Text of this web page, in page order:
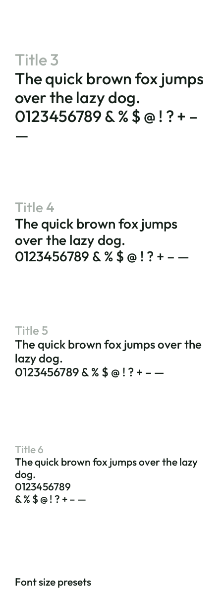
Title 3
The quick brown fox jumps
over the lazy dog.
0123456789 & % $ @ ! ? + –
—
Title 4
The quick brown fox jumps
over the lazy dog.
0123456789 & % $ @ ! ? + – —
Title 5
The quick brown fox jumps over the
lazy dog.
0123456789 & % $ @ ! ? + – —
Title 6
The quick brown fox jumps over the lazy
dog.
0123456789
& % $ @ ! ? + – —
Font size presets